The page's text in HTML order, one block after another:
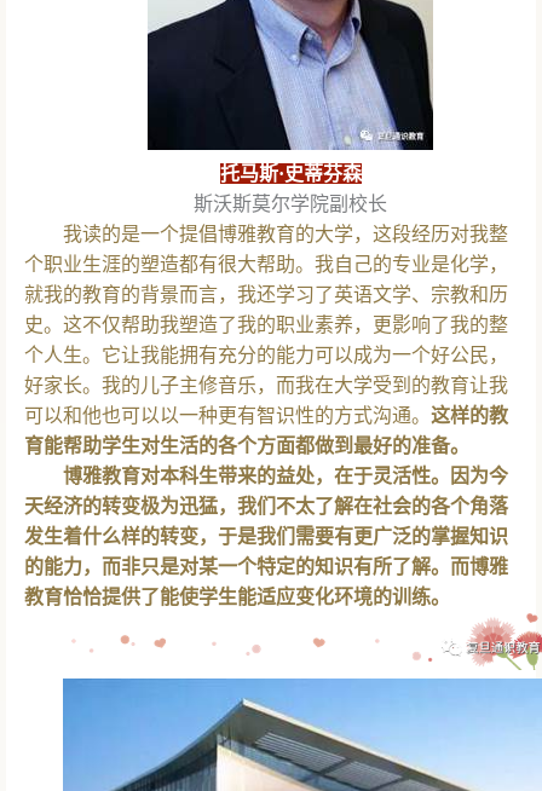
托马斯·史蒂芬森
斯沃斯莫尔学院副校长
我读的是一个提倡博雅教育的大学，这段经历对我整
个职业生涯的塑造都有很大帮助。我自己的专业是化学，
就我的教育的背景而言，我还学习了英语文学、宗教和历
史。这不仅帮助我塑造了我的职业素养，更影响了我的整
个人生。它让我能拥有充分的能力可以成为一个好公民，
好家长。我的儿子主修音乐，而我在大学受到的教育让我
可以和他也可以以一种更有智识性的方式沟通。 这样的教
育能帮助学生对生活的各个方面都做到最好的准备。
博雅教育对本科生带来的益处，在于灵活性。因为今
天经济的转变极为迅猛，我们不太了解在社会的各个角落
发生着什么样的转变，于是我们需要有更广泛的掌握知识
的能力，而非只是对某一个特定的知识有所了解。而博雅
教育恰恰提供了能使学生能适应变化环境的训练。